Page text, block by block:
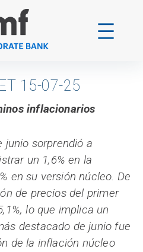
15-07-25
inflacionarios
junio sorprendió a
un 1,6% en la
en su versión núcleo. De
de precios del primer
lo que implica un
destacado de junio fue
de la inflación núcleo